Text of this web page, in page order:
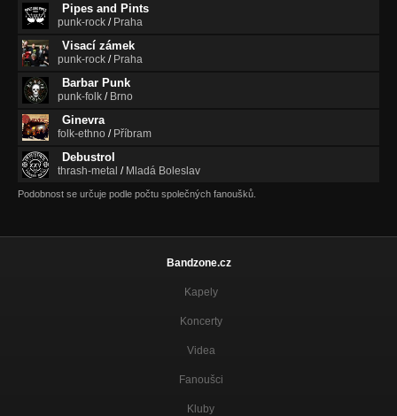
Pipes and Pints
punk-rock / Praha
Visací zámek
punk-rock / Praha
Barbar Punk
punk-folk / Brno
Ginevra
folk-ethno / Příbram
Debustrol
thrash-metal / Mladá Boleslav
Podobnost se určuje podle počtu společných fanoušků.
Bandzone.cz
Kapely
Koncerty
Videa
Fanoušci
Kluby